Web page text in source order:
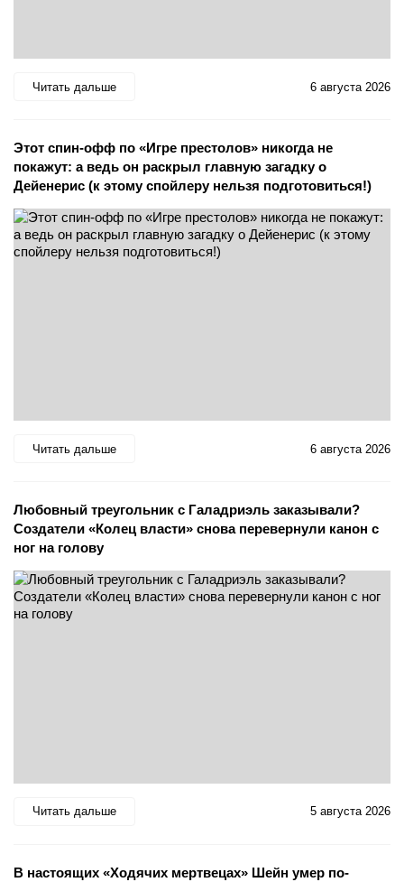
Читать дальше 6 августа 2026
Этот спин-офф по «Игре престолов» никогда не
покажут: а ведь он раскрыл главную загадку о
Дейенерис (к этому спойлеру нельзя подготовиться!)
Читать дальше 6 августа 2026
Любовный треугольник с Галадриэль заказывали?
Создатели «Колец власти» снова перевернули канон с
ног на голову
Читать дальше 5 августа 2026
В настоящих «Ходячих мертвецах» Шейн умер по-